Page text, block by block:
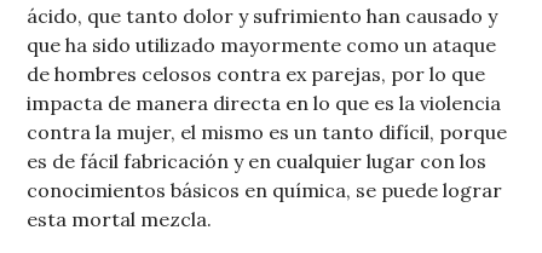
ácido, que tanto dolor y sufrimiento han causado y
que ha sido utilizado mayormente como un ataque
de hombres celosos contra ex parejas, por lo que
impacta de manera directa en lo que es la violencia
contra la mujer, el mismo es un tanto difícil, porque
es de fácil fabricación y en cualquier lugar con los
conocimientos básicos en química, se puede lograr
esta mortal mezcla.